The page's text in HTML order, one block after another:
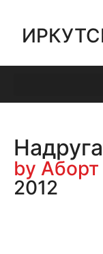
by Аборт
2012